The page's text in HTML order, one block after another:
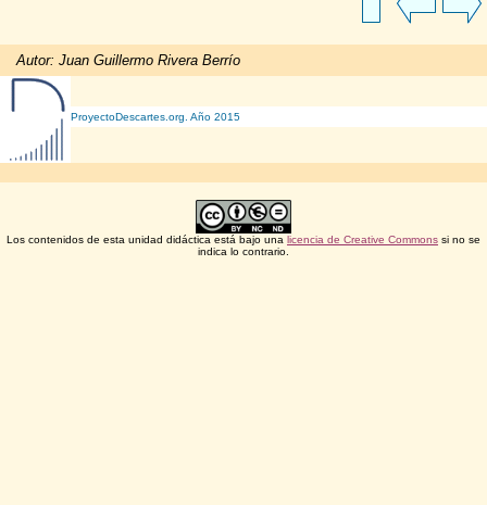
Autor: Juan Guillermo Rivera Berrío
ProyectoDescartes.org. Año 2015
Los contenidos de esta unidad didáctica está bajo una licencia de Creative Commons si no se
indica lo contrario.